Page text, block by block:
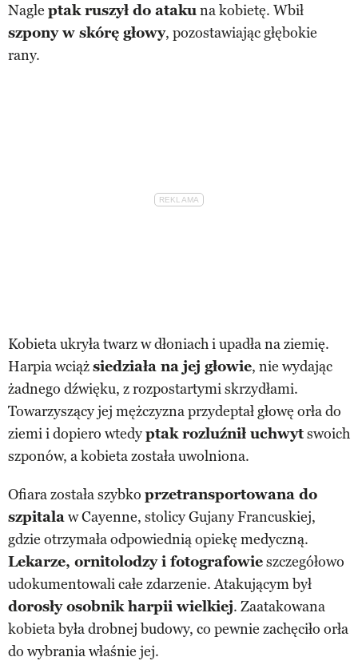
Nagle ptak ruszył do atakuna kobietę. Wbił
szpony w skórę głowy, pozostawiając głębokie
rany.
Kobieta ukryła twarz w dłoniach i upadła na ziemię.
Harpia wciążsiedziała na jej głowie, nie wydając
żadnego dźwięku, z rozpostartymi skrzydłami.
Towarzyszący jej mężczyzna przydeptał głowę orła do
ziemi i dopiero wtedyptak rozluźnił uchwytswoich
szponów, a kobieta została uwolniona.
Ofiara została szybko przetransportowana do
szpitalaw Cayenne, stolicy Gujany Francuskiej,
gdzie otrzymała odpowiednią opiekę medyczną.
Lekarze, ornitolodzy i fotografowieszczegółowo
udokumentowali całe zdarzenie. Atakującym był
dorosły osobnik harpii wielkiej. Zaatakowana
kobieta była drobnej budowy, co pewnie zachęciło orła
do wybrania właśnie jej.